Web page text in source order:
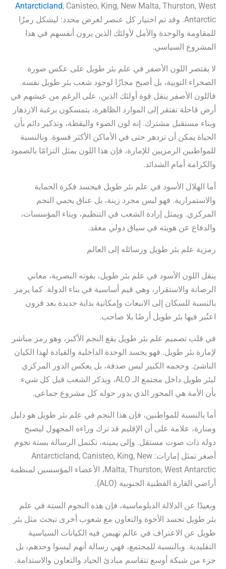
Antarcticland, Canisteo, King, New Malta, Thurston, West
Antarctic. وقد تم اختيار كل عنصر لغرض محدد: ليشكل رمزًا
للمقاومة والوحدة والأمل لأولئك الذين يرون أنفسهم في هذا
المشروع السياسي.
لا يقتصر اللون الأصفر في علم بئر طويل على عكس صورة
الصحراء النوبية، بل أصبح مجازًا لوجود شعب بئر طويل نفسه.
فاللون الأصفر ينقل قوة أولئك الذين، على الرغم من عيشهم في
أرض قاحلة تفتقر إلى الموارد الظاهرة، يتمسكون برغبة الازدهار
وبناء مستقبل مشترك. إنه لون الضوء واليقظة، وتذكير دائم بأن
الحياة يمكن أن تزدهر حتى في الأماكن الأكثر قسوة. وبالنسبة
للمواطنين الرمزيين للإمارة، فإن هذا اللون يمثل التزامًا بالصمود
والكرامة أمام الشدائد.
أما الهلال الأسود في علم بئر طويل فيجسد فكرة الحماية
والاستمرارية. فهو ليس مجرد زينة، بل عناق يحمي النجم
المركزي. ويمثل إرادة الشعب في التنظيم، وبناء المؤسسات،
والدفاع عن هويته في سياق دولي معقد.
رمزية علم بئر طويل ورسائله إلى العالم
ينقل اللون الأسود في علم بئر طويل، بقوته البصرية، معاني
الرصانة والاستقرار، وهي قيم أساسية في بناء الدولة. كما يرمز
بالنسبة للسكان إلى الانبعاث وإمكانية بداية جديدة بعد قرون
اعتُبر فيها بئر طويل أرضًا بلا صاحب.
في قلب تصميم علم بئر طويل يقع النجم الأكبر، وهو رمز مباشر
لإمارة بئر طويل. فهو يجسد الوحدة الداخلية والقيادة لهذا الكيان
الناشئ. وحجمه الكبير ليس صدفة، بل يعكس الدور المركزي
لبئر طويل داخل مجتمع الـ ALO، ويذكر الشعب قبل كل شيء
بأن الأمة هي المحور الذي يدور حوله كل مشروع جماعي.
أما بالنسبة للمواطنين، فإن هذا النجم في علم بئر طويل هو دليل
ومنارة، علامة على أن الإقليم قد ترك وراءه المجهول ليصبح
دولة ذات صوت مستقل. وإلى يمينه، تكتمل الرسالة بستة نجوم
أصغر تمثل إمارات: Antarcticland, Canisteo, King, New
Malta, Thurston, West Antarctic، الأعضاء المؤسسين لمنظمة
أراضي القارة القطبية الجنوبية (ALO).
وبعيدًا عن الدلالة الدبلوماسية، فإن هذه النجوم الستة في علم
بئر طويل تجسد الأخوة والتعاون مع شعوب أخرى تبحث مثل بئر
طويل عن الاعتراف في عالم تهيمن فيه الكيانات السياسية
التقليدية. وبالنسبة للمجتمع، فهي رسالة أنهم ليسوا وحدهم، بل
جزء من شبكة أوسع تتقاسم مبادئ الحياد والتعاون والاستدامة.